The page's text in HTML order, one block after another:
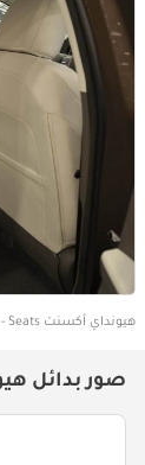
هيونداي أكسنت interior - Seats
صور بدائل